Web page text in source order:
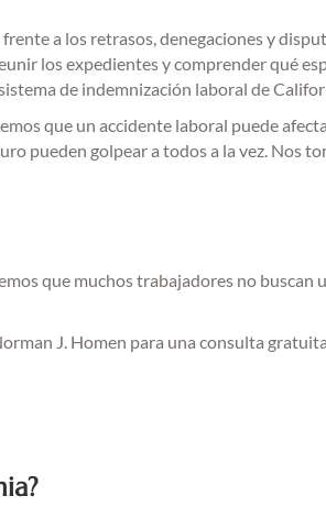
a los retrasos, denegaciones y
los expedientes y comprender qué
de indemnización laboral de
que un accidente laboral puede
pueden golpear a todos a la vez. Nos
que muchos trabajadores no buscan
J. Homen para una consulta